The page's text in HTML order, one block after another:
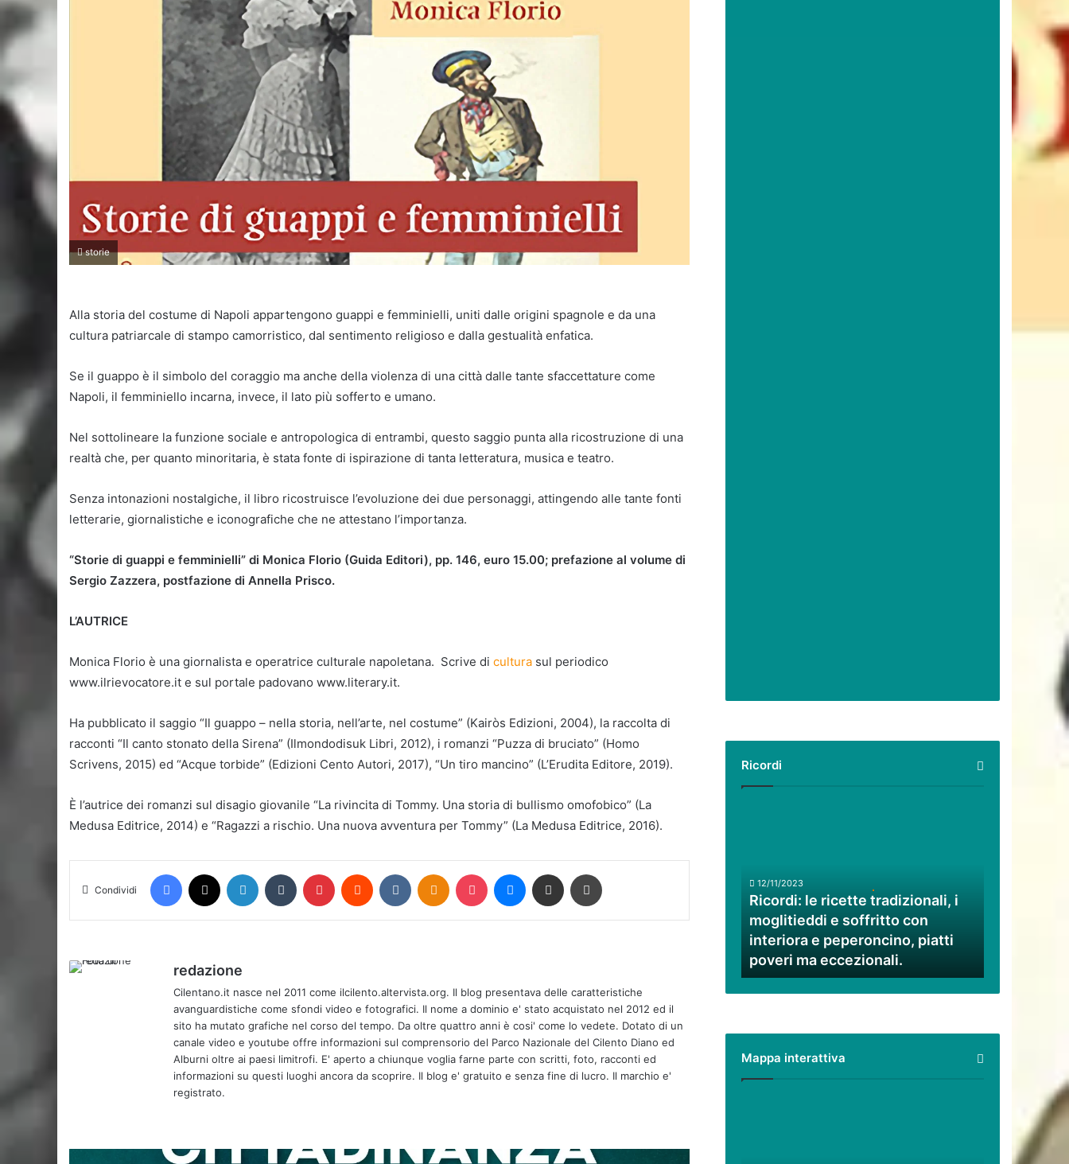
storie
Alla storia del costume di Napoli appartengono guappi e femminielli, uniti dalle origini spagnole e da una
cultura patriarcale di stampo camorristico, dal sentimento religioso e dalla gestualità enfatica.
Se il guappo è il simbolo del coraggio ma anche della violenza di una città dalle tante sfaccettature come
Napoli, il femminiello incarna, invece, il lato più sofferto e umano.
Nel sottolineare la funzione sociale e antropologica di entrambi, questo saggio punta alla ricostruzione di una
realtà che, per quanto minoritaria, è stata fonte di ispirazione di tanta letteratura, musica e teatro.
Senza intonazioni nostalgiche, il libro ricostruisce l’evoluzione dei due personaggi, attingendo alle tante fonti
letterarie, giornalistiche e iconografiche che ne attestano l’importanza.
“Storie di guappi e femminielli” di Monica Florio (Guida Editori), pp. 146, euro 15.00; prefazione al volume di
Sergio Zazzera, postfazione di Annella Prisco.
L’AUTRICE
Monica Florio è una giornalista e operatrice culturale napoletana. Scrive di cultura sul periodico
www.ilrievocatore.it e sul portale padovano www.literary.it.
Ha pubblicato il saggio “Il guappo – nella storia, nell’arte, nel costume” (Kairòs Edizioni, 2004), la raccolta di
racconti “Il canto stonato della Sirena” (Ilmondodisuk Libri, 2012), i romanzi “Puzza di bruciato” (Homo
Scrivens, 2015) ed “Acque torbide” (Edizioni Cento Autori, 2017), “Un tiro mancino” (L’Erudita Editore, 2019).
È l’autrice dei romanzi sul disagio giovanile “La rivincita di Tommy. Una storia di bullismo omofobico” (La
Medusa Editrice, 2014) e “Ragazzi a rischio. Una nuova avventura per Tommy” (La Medusa Editrice, 2016).
Condividi
Facebook LinkedIn Tumblr Pinterest Reddit VKontakteOdnoklassniki
Pocket Messenger
Condividi via mail
redazione
Cilentano.it nasce nel 2011 come ilcilento.altervista.org. Il blog presentava delle caratteristiche
avanguardistiche come sfondi video e fotografici. Il nome a dominio e' stato acquistato nel 2012 ed il
sito ha mutato grafiche nel corso del tempo. Da oltre quattro anni è cosi' come lo vedete. Dotato di un
canale video e youtube offre informazioni sul comprensorio del Parco Nazionale del Cilento Diano ed
Alburni oltre ai paesi limitrofi. E' aperto a chiunque voglia farne parte con scritti, foto, racconti ed
informazioni su questi luoghi ancora da scoprire. Il blog e' gratuito e senza fine di lucro. Il marchio e'
registrato.
CITTADINANZA ONORARIA A
CLAUDIO BISIO: CERIMONIA IN
PROGRAMMA SABATO 11 NEL
CASTELLO DELL’ABATE
L’ISTITUTO DE VIVO IN
CONCESSIONE AL COMUNE DI
CASTELLABATE PER 30 ANNI: INIZIA
emozioni”: appuntamento sabato 8
novembre
Ricordi
moglitieddi
soffritto
con
interiora
e
peperoncino,
eccezionali.
12/11/2023
Ricordi: le ricette tradizionali, i
moglitieddi e soffritto con
interiora e peperoncino, piatti
poveri ma eccezionali.
Mappa interattiva